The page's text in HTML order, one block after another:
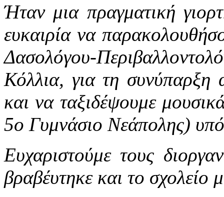
Ήταν μια πραγματική
ευκαιρία να
Δασολόγου-
Κόλλια, για τη
και να ταξιδέψουμε
5ο Γυμνάσιο Νεάπολης)
Ευχαριστούμε τους
βραβέυτηκε και το